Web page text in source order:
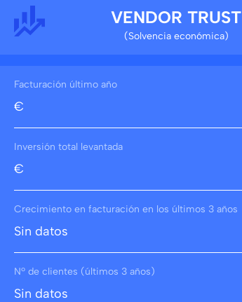
VENDOR TRUST
(Solvencia económica)
Facturación último año
€
Inversión total levantada
€
Crecimiento en facturación en los últimos 3 años
Sin datos
Nº de clientes (últimos 3 años)
Sin datos